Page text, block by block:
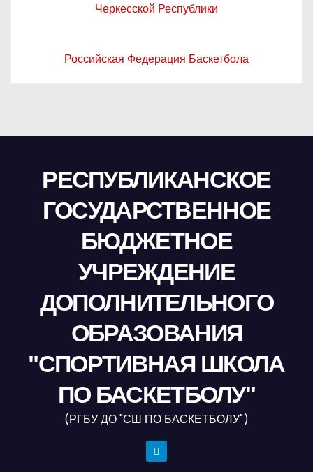
Черкесской Республики
Российская Федерация Баскетбола
РЕСПУБЛИКАНСКОЕ
ГОСУДАРСТВЕННОЕ
БЮДЖЕТНОЕ
УЧРЕЖДЕНИЕ
ДОПОЛНИТЕЛЬНОГО
ОБРАЗОВАНИЯ
"СПОРТИВНАЯ ШКОЛА
ПО БАСКЕТБОЛУ"
(РГБУ ДО "СШ ПО БАСКЕТБОЛУ")